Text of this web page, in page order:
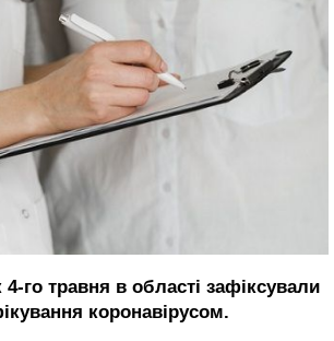
го травня в області зафіксували
коронавірусом.